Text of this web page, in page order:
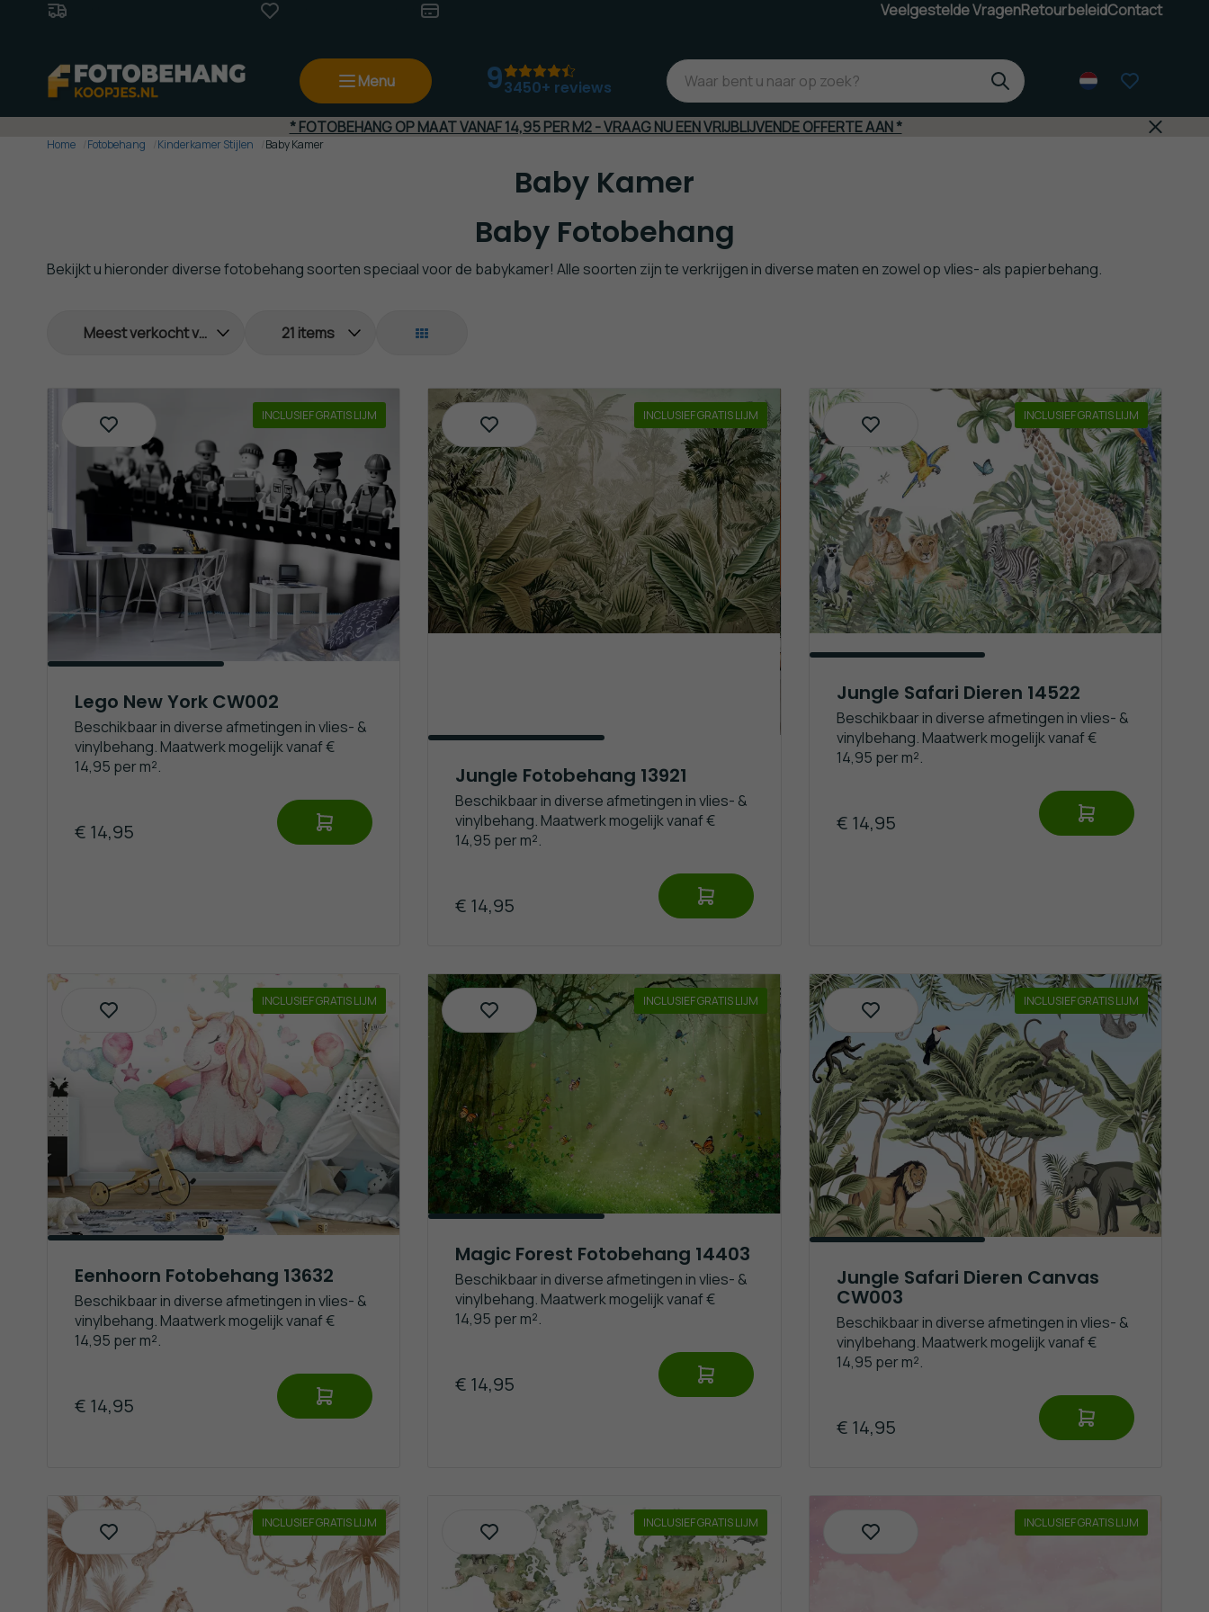
Veelgestelde VragenRetourbeleidContact
Menu 93450+ reviews
* FOTOBEHANG OP MAAT VANAF 14,95 PER M2 - VRAAG NU EEN VRIJBLIJVENDE OFFERTE AAN *
Home Fotobehang Kinderkamer Stijlen Baby Kamer
Baby Kamer
Baby Fotobehang
Bekijkt u hieronder diverse fotobehang soorten speciaal voor de babykamer! Alle soorten zijn te verkrijgen in diverse maten en zowel op vlies- als papierbehang.
INCLUSIEF GRATIS LIJM
Lego New York CW002
Beschikbaar in diverse afmetingen in vlies- &
vinylbehang. Maatwerk mogelijk vanaf €
14,95 per m².
€ 14,95
INCLUSIEF GRATIS LIJM
Jungle Fotobehang 13921
Beschikbaar in diverse afmetingen in vlies- &
vinylbehang. Maatwerk mogelijk vanaf €
14,95 per m².
€ 14,95
INCLUSIEF GRATIS LIJM
Jungle Safari Dieren 14522
Beschikbaar in diverse afmetingen in vlies- &
vinylbehang. Maatwerk mogelijk vanaf €
14,95 per m².
€ 14,95
INCLUSIEF GRATIS LIJM
Eenhoorn Fotobehang 13632
Beschikbaar in diverse afmetingen in vlies- &
vinylbehang. Maatwerk mogelijk vanaf €
14,95 per m².
€ 14,95
INCLUSIEF GRATIS LIJM
Magic Forest Fotobehang 14403
Beschikbaar in diverse afmetingen in vlies- &
vinylbehang. Maatwerk mogelijk vanaf €
14,95 per m².
€ 14,95
INCLUSIEF GRATIS LIJM
Jungle Safari Dieren Canvas
CW003
Beschikbaar in diverse afmetingen in vlies- &
vinylbehang. Maatwerk mogelijk vanaf €
14,95 per m².
€ 14,95
INCLUSIEF GRATIS LIJM INCLUSIEF GRATIS LIJM INCLUSIEF GRATIS LIJM